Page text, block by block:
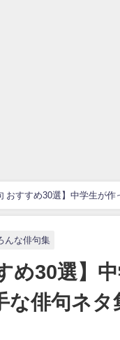
おすすめ30選】中学生が
んな俳句集
め30選】
な俳句ネタ